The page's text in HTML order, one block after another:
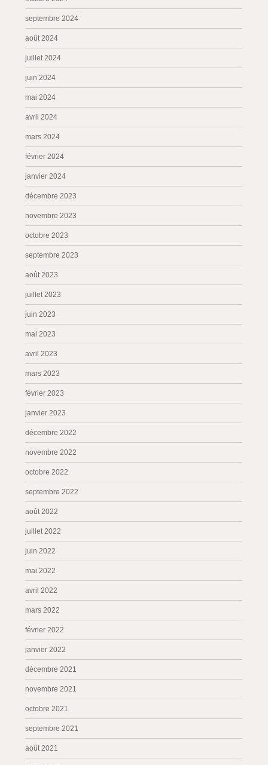
septembre 2024
août 2024
juillet 2024
juin 2024
mai 2024
avril 2024
mars 2024
février 2024
janvier 2024
décembre 2023
novembre 2023
octobre 2023
septembre 2023
août 2023
juillet 2023
juin 2023
mai 2023
avril 2023
mars 2023
février 2023
janvier 2023
décembre 2022
novembre 2022
octobre 2022
septembre 2022
août 2022
juillet 2022
juin 2022
mai 2022
avril 2022
mars 2022
février 2022
janvier 2022
décembre 2021
novembre 2021
octobre 2021
septembre 2021
août 2021